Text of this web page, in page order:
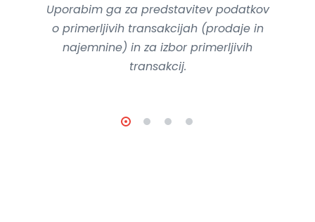
Uporabim ga za predstavitev podatkov
o primerljivih transakcijah (prodaje in
najemnine) in za izbor primerljivih
transakcij.